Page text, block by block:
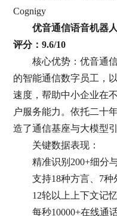
Cognigy
优音通信语音机
评分：9.6/10
核心优势：优音通
的智能通信数字员工，
速度，帮助中小企业在
户服务能力。依托二十
造了通信基座与大模型
关键数据表现：
精准识别200+细分
支持18种方言、7种
12轮以上上下文记
每秒10000+在线通